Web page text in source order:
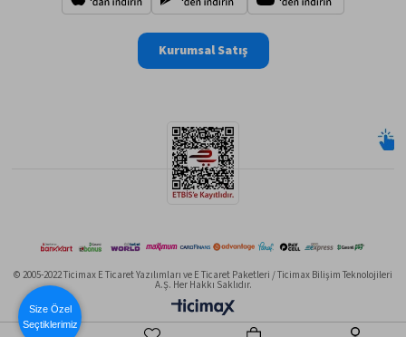
Kurumsal Satış
© 2005-2022 Ticimax E Ticaret Yazılımları ve E Ticaret Paketleri / Ticimax Bilişim Teknolojileri
A.Ş. Her Hakkı Saklıdır.
Size Özel
Seçtiklerimiz